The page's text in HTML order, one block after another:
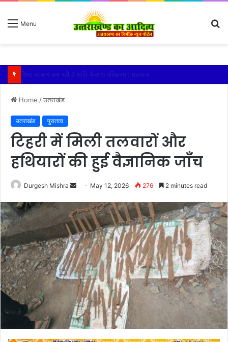
Menu
तेज बारिश से धर्मनगरी हरिद्वार हुई पानी-पानी
Home /उतराखंड
उतराखंड पुरातत्व
टिहरी में मिली तलवारों और
हथियारों की हुई वैज्ञानिक जाँच
Durgesh Mishra
Send
email
May 12, 2026 276 2 minutes read